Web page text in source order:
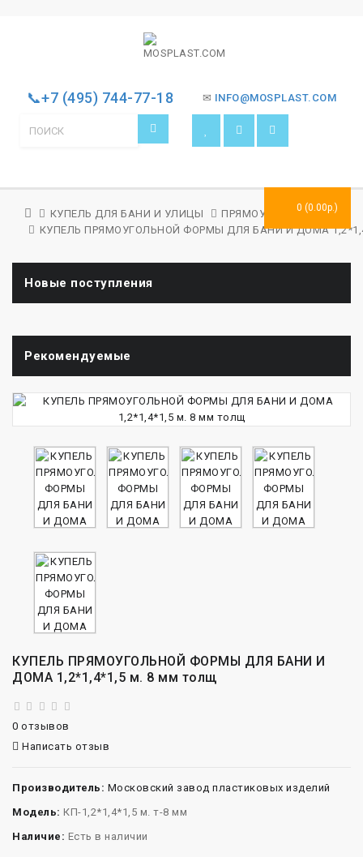
📞+7 (495) 744-77-18 ✉ INFO@MOSPLAST.COM
0 (0.00р.)
КУПЕЛЬ ДЛЯ БАНИ И УЛИЦЫ
ПРЯМОУГОЛЬНАЯ
КУПЕЛЬ ПРЯМОУГОЛЬНОЙ ФОРМЫ ДЛЯ БАНИ И ДОМА
Новые поступления
Рекомендуемые
КУПЕЛЬ ПРЯМОУГОЛЬНОЙ ФОРМЫ ДЛЯ БАНИ И
ДОМА 1,2*1,4*1,5 м. 8 мм толщ
0 отзывов
Написать отзыв
Производитель: Московский завод пластиковых изделий
Модель: КП-1,2*1,4*1,5 м. т-8 мм
Наличие: Есть в наличии